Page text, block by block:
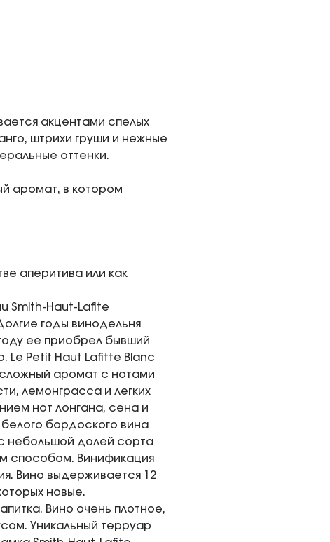
акцентами спелых
штрихи груши и нежные
оттенки.
аромат, в котором
аперитива или как
Smith-Haut-Lafite
годы винодельня
ее приобрел бывший
Le Petit Haut Lafitte Blanc
аромат с нотами
лемонграсса и легких
нот лонгана, сена и
бордоского вина
небольшой долей сорта
способом. Винификация
Вино выдерживается 12
новые.
Вино очень плотное,
Уникальный терруар